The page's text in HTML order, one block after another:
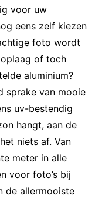
voor uw
eens zelf kiezen
foto wordt
of toch
aluminium?
sprake van mooie
uv-bestendig
hangt, aan de
niets af. Van
meter in alle
voor foto’s bij
de allermooiste